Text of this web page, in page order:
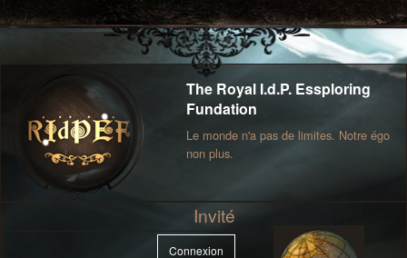
The Royal I.d.P. Essploring
Fundation
Le monde n'a pas de limites. Notre égo
non plus.
Invité
Connexion